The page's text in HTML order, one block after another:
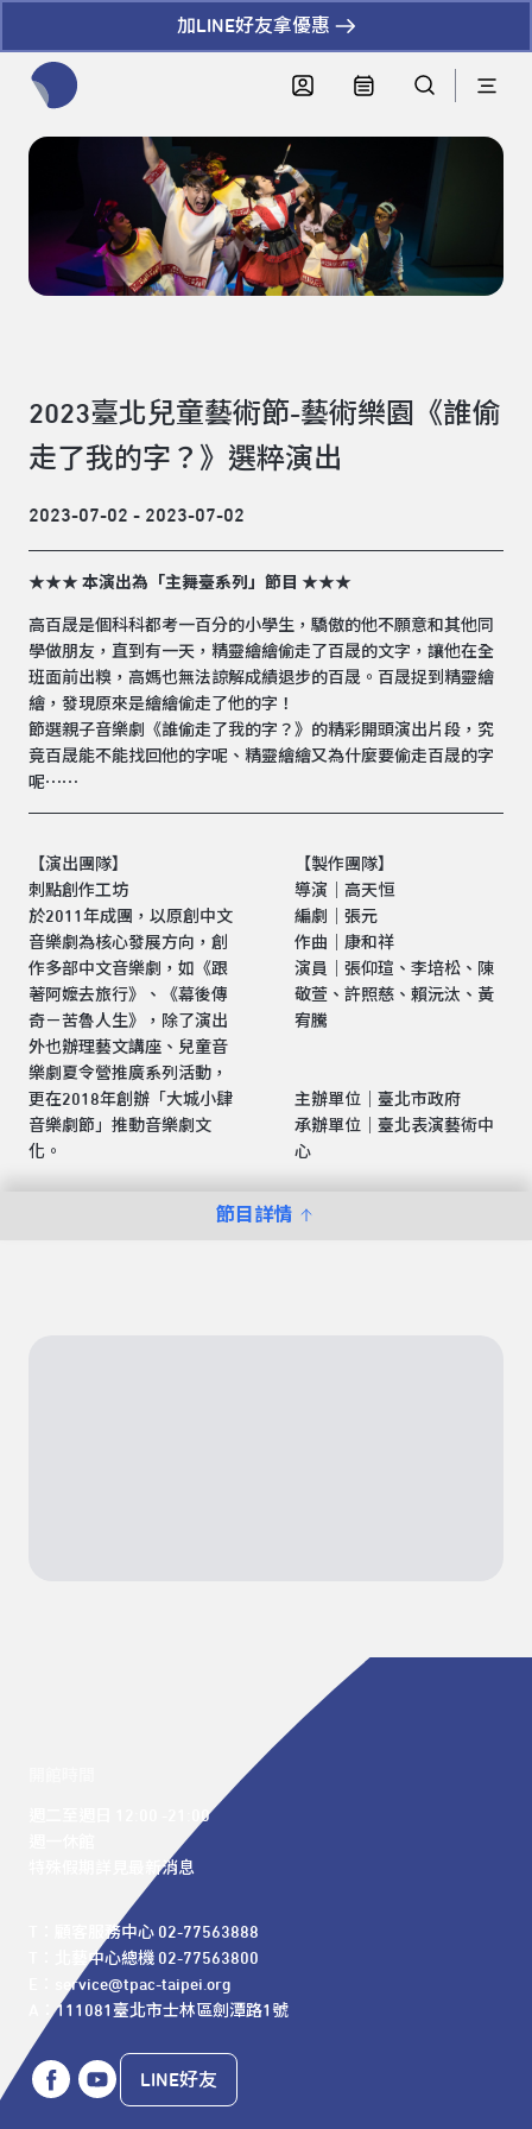
加LINE好友拿優惠
節目詳情
2023臺北兒童藝術節-藝術樂園《誰偷
走了我的字？》選粹演出
2023-07-02 - 2023-07-02
★★★ 本演出為「主舞臺系列」節目 ★★★
高百晟是個科科都考一百分的小學生，驕傲的他不願意和其他同
學做朋友，直到有一天，精靈繪繪偷走了百晟的文字，讓他在全
班面前出糗，高媽也無法諒解成績退步的百晟。百晟捉到精靈繪
繪，發現原來是繪繪偷走了他的字！
節選親子音樂劇《誰偷走了我的字？》的精彩開頭演出片段，究
竟百晟能不能找回他的字呢、精靈繪繪又為什麼要偷走百晟的字
呢⋯⋯
【演出團隊】
刺點創作工坊
於2011年成團，以原創中文
音樂劇為核心發展方向，創
作多部中文音樂劇，如《跟
著阿嬤去旅行》、《幕後傳
奇－苦魯人生》，除了演出
外也辦理藝文講座、兒童音
樂劇夏令營推廣系列活動，
更在2018年創辦「大城小肆
音樂劇節」推動音樂劇文
化。
【製作團隊】
導演｜高天恒
編劇｜張元
作曲｜康和祥
演員｜張仰瑄、李培松、陳
敬萱、許照慈、賴沅汰、黃
宥騰
主辦單位｜臺北市政府
承辦單位｜臺北表演藝術中
心
週二至週日 12:00 -21:00
特殊假期詳見最新消息
T：顧客服務中心 02-77563888
T：北藝中心總機 02-77563800
E：service@tpac-taipei.org
A：111081臺北市士林區劍潭路1號
LINE好友